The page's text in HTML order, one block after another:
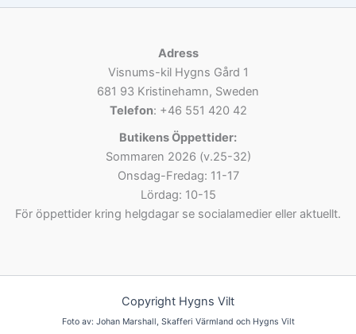
Adress
Visnums-kil Hygns Gård 1
681 93 Kristinehamn, Sweden
Telefon: +46 551 420 42
Butikens Öppettider:
Sommaren 2026 (v.25-32)
Onsdag-Fredag: 11-17
Lördag: 10-15
För öppettider kring helgdagar se socialamedier eller aktuellt.
Copyright Hygns Vilt
Foto av: Johan Marshall, Skafferi Värmland och Hygns Vilt